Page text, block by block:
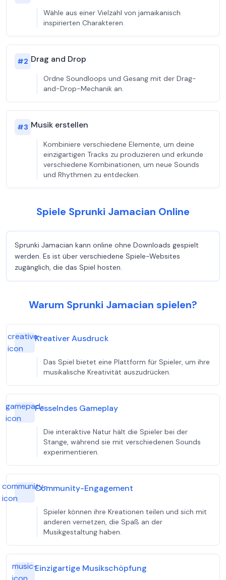
Wähle aus einer Vielzahl von jamaikanisch
inspirierten Charakteren.
#2 Drag and Drop
Ordne Soundloops und Gesang mit der Drag-
and-Drop-Mechanik an.
#3 Musik erstellen
Kombiniere verschiedene Elemente, um deine
einzigartigen Tracks zu produzieren und erkunde
verschiedene Kombinationen, um neue Sounds
und Rhythmen zu entdecken.
Spiele Sprunki Jamacian Online
Sprunki Jamacian kann online ohne Downloads gespielt
werden. Es ist über verschiedene Spiele-Websites
zugänglich, die das Spiel hosten.
Warum Sprunki Jamacian spielen?
creative-
icon
Kreativer Ausdruck
Das Spiel bietet eine Plattform für Spieler, um ihre
musikalische Kreativität auszudrücken.
gamepad-
icon
Fesselndes Gameplay
Die interaktive Natur hält die Spieler bei der
Stange, während sie mit verschiedenen Sounds
experimentieren.
community-
icon
Community-Engagement
Spieler können ihre Kreationen teilen und sich mit
anderen vernetzen, die Spaß an der
Musikgestaltung haben.
music-Einzigartige Musikschöpfung